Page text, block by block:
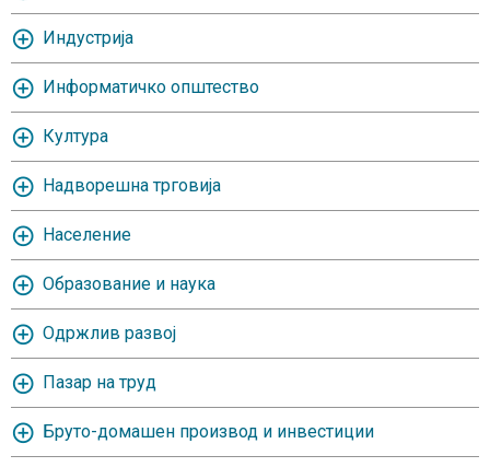
Индустрија
Информатичко општество
Култура
Надворешна трговија
Население
Oбразование и наука
Одржлив развој
Пазар на труд
Бруто-домашен производ и инвестиции